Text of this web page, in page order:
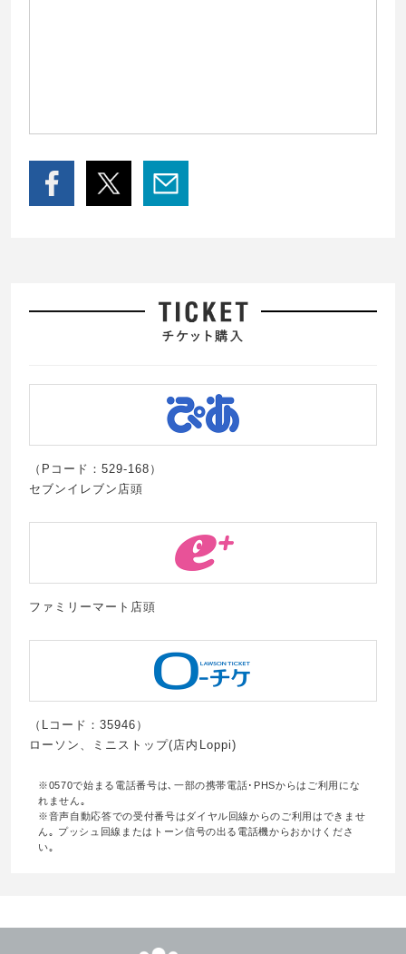
（Pコード：529-168）
セブンイレブン店頭
ファミリーマート店頭
（Lコード：35946）
ローソン、ミニストップ(店内Loppi)
※0570で始まる電話番号は､一部の携帯電話･PHSからはご利用にな
れません｡
※音声自動応答での受付番号はダイヤル回線からのご利用はできませ
ん｡ プッシュ回線またはトーン信号の出る電話機からおかけくださ
い｡